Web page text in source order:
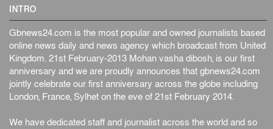
INTRO
Gbnews24.com is the most popular and owned journalists based
online news daily and news agency which broadcast from United
Kingdom. 21st February-2013 Mohan vasha dibosh, is our first
anniversary and we are proudly announces that gbnews24.com
jointly celebrate our first anniversary across the globe including
London, France, Sylhet on the eve of 21st February 2014.
We have dedicated staff and journalist across the world and so